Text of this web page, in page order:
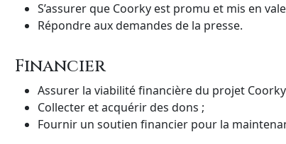
S’assurer que Coorky est promu et mis en
Répondre aux demandes de la presse.
Financier
Assurer la viabilité financière du projet
Collecter et acquérir des dons ;
Fournir un soutien financier pour la